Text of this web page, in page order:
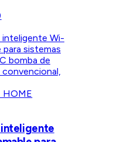
HOME